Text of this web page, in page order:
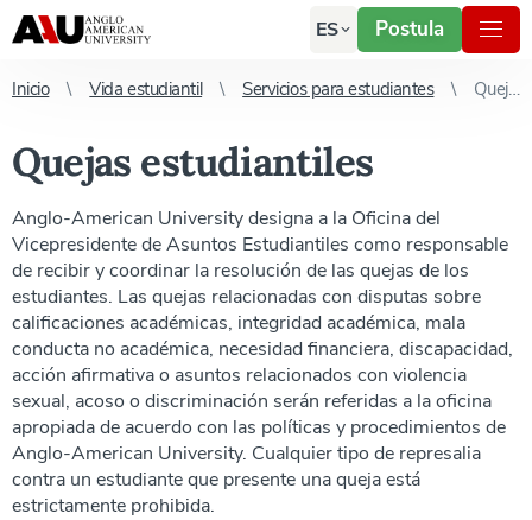
ES Postula
Inicio Vida estudiantil Servicios para estudiantes Quejas estudiantiles
Quejas estudiantiles
Anglo-American University designa a la Oficina del
Vicepresidente de Asuntos Estudiantiles como responsable
de recibir y coordinar la resolución de las quejas de los
estudiantes. Las quejas relacionadas con disputas sobre
calificaciones académicas, integridad académica, mala
conducta no académica, necesidad financiera, discapacidad,
acción afirmativa o asuntos relacionados con violencia
sexual, acoso o discriminación serán referidas a la oficina
apropiada de acuerdo con las políticas y procedimientos de
Anglo-American University. Cualquier tipo de represalia
contra un estudiante que presente una queja está
estrictamente prohibida.